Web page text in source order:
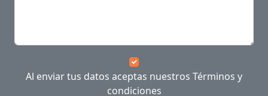
Al enviar tus datos aceptas nuestros Términos y
condiciones